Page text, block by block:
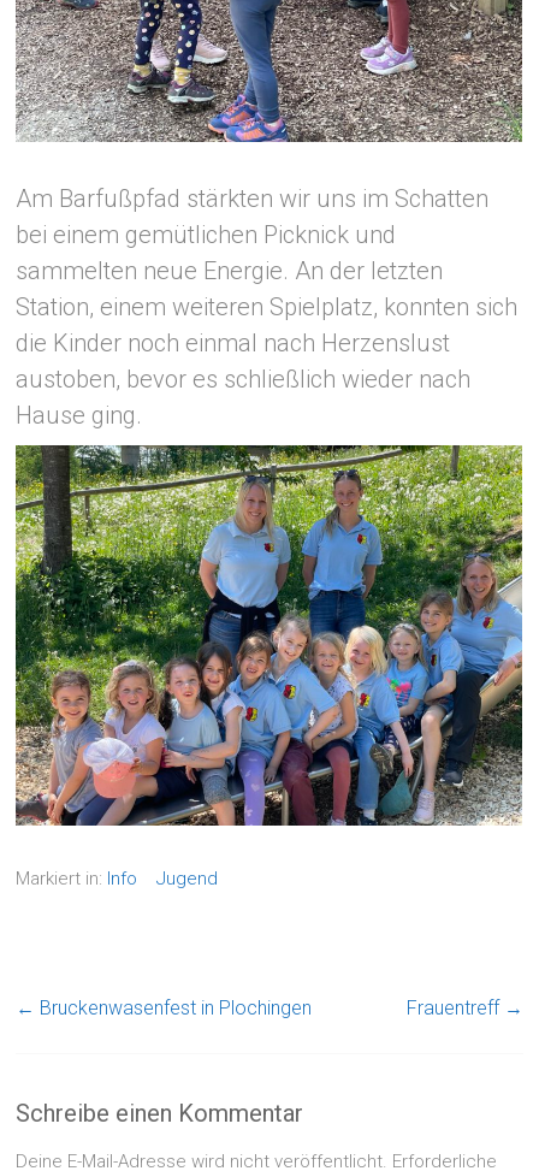
Am Barfußpfad stärkten wir uns im Schatten
bei einem gemütlichen Picknick und
sammelten neue Energie. An der letzten
Station, einem weiteren Spielplatz, konnten sich
die Kinder noch einmal nach Herzenslust
austoben, bevor es schließlich wieder nach
Hause ging.
Markiert in: Info Jugend
← Bruckenwasenfest in Plochingen Frauentreff →
Schreibe einen Kommentar
Deine E-Mail-Adresse wird nicht veröffentlicht. Erforderliche